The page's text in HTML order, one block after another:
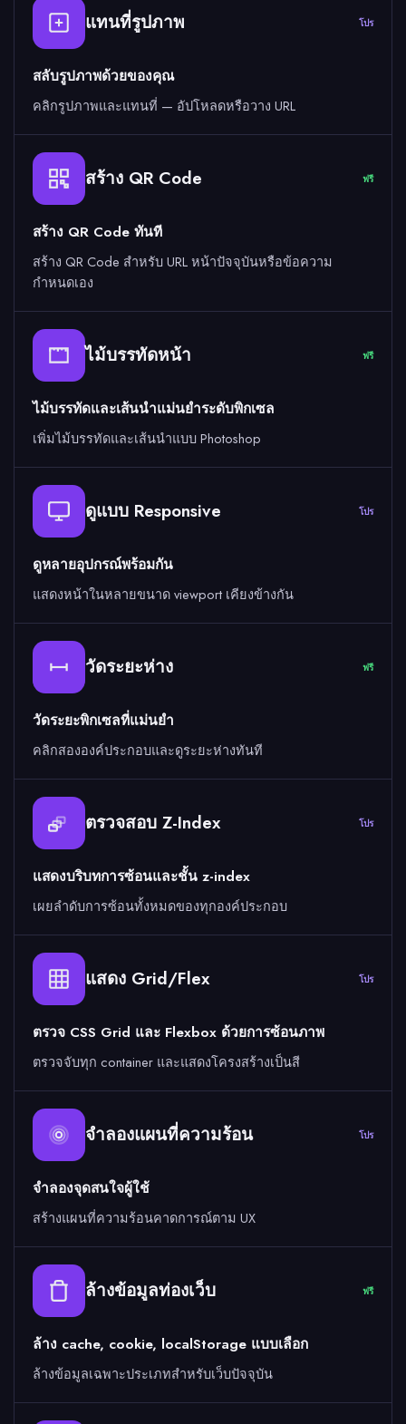
แทนที่รูปภาพ โปร
สลับรูปภาพด้วยของคุณ
คลิกรูปภาพและแทนที่ — อัปโหลดหรือวาง URL
สร้าง QR Code ฟรี
สร้าง QR Code ทันที
สร้าง QR Code สำหรับ URL หน้าปัจจุบันหรือข้อความ
กำหนดเอง
ไม้บรรทัดหน้า ฟรี
ไม้บรรทัดและเส้นนำแม่นยำระดับพิกเซล
เพิ่มไม้บรรทัดและเส้นนำแบบ Photoshop
ดูแบบ Responsive โปร
ดูหลายอุปกรณ์พร้อมกัน
แสดงหน้าในหลายขนาด viewport เคียงข้างกัน
วัดระยะห่าง ฟรี
วัดระยะพิกเซลที่แม่นยำ
คลิกสององค์ประกอบและดูระยะห่างทันที
ตรวจสอบ Z-Index โปร
แสดงบริบทการซ้อนและชั้น z-index
เผยลำดับการซ้อนทั้งหมดของทุกองค์ประกอบ
แสดง Grid/Flex โปร
ตรวจ CSS Grid และ Flexbox ด้วยการซ้อนภาพ
ตรวจจับทุก container และแสดงโครงสร้างเป็นสี
จำลองแผนที่ความร้อน โปร
จำลองจุดสนใจผู้ใช้
สร้างแผนที่ความร้อนคาดการณ์ตาม UX
ล้างข้อมูลท่องเว็บ ฟรี
ล้าง cache, cookie, localStorage แบบเลือก
ล้างข้อมูลเฉพาะประเภทสำหรับเว็บปัจจุบัน